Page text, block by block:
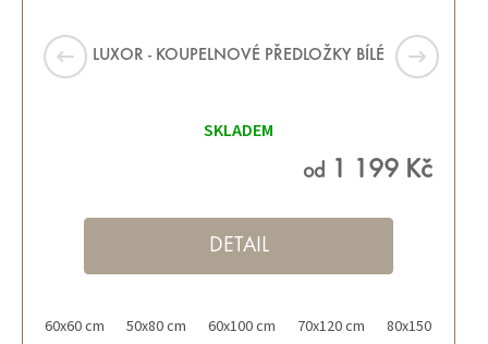
LUXOR - KOUPELNOVÉ PŘEDLOŽKY BÍLÉ
SKLADEM
od 1 199 Kč
DETAIL
60x60 cm 50x80 cm 60x100 cm 70x120 cm 80x150 cm